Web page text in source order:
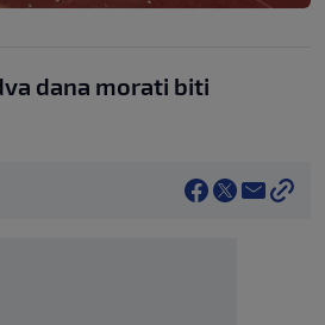
dana morati biti